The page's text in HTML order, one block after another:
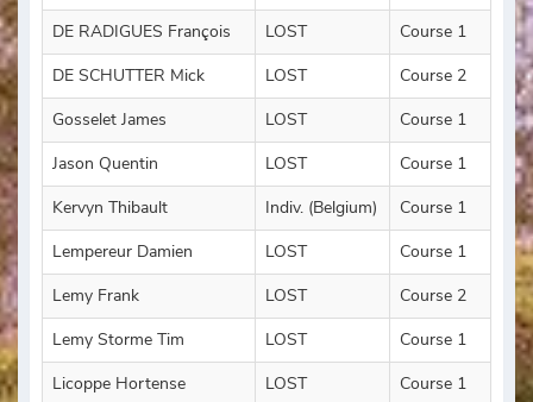
DE RADIGUES François
LOST
Course 1
DE SCHUTTER Mick
LOST
Course 2
Gosselet James
LOST
Course 1
Jason Quentin
LOST
Course 1
Kervyn Thibault
Indiv. (Belgium)
Course 1
Lempereur Damien
LOST
Course 1
Lemy Frank
LOST
Course 2
Lemy Storme Tim
LOST
Course 1
Licoppe Hortense
LOST
Course 1